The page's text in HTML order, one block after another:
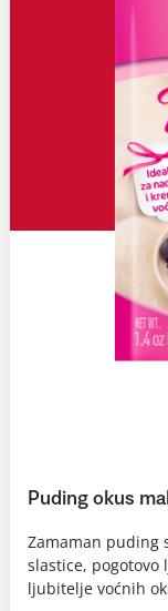
Puding okus
Zamaman puding
slastice, pogotovo
ljubitelje voćnih